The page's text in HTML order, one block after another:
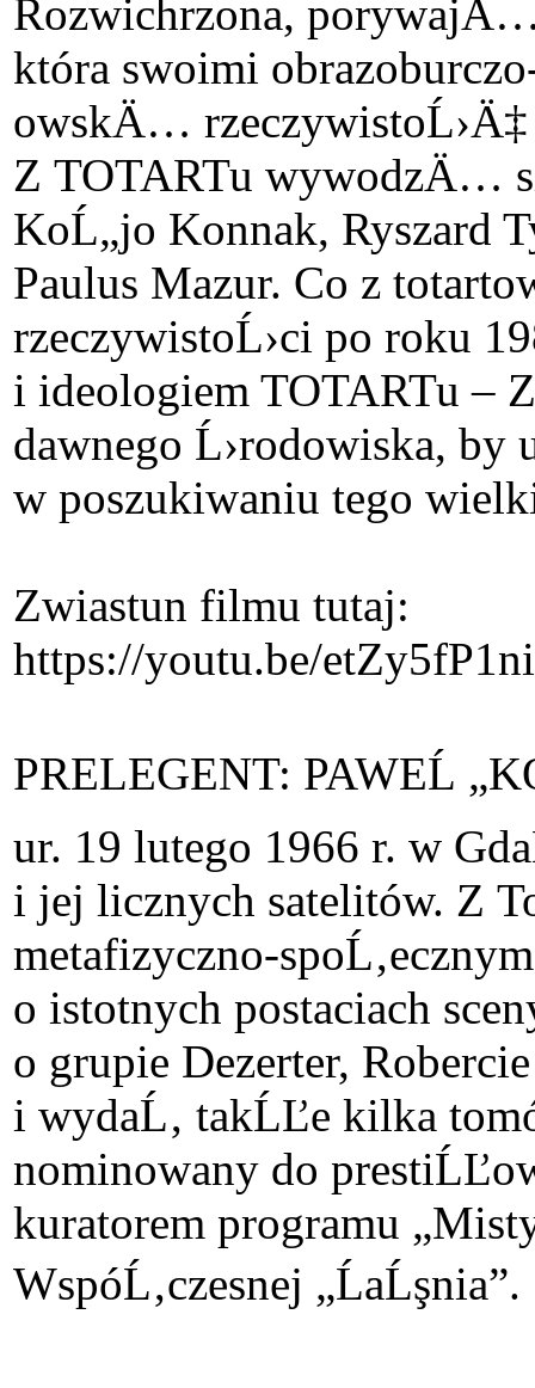
Rozwichrzona,
która swoimi
owskÄ… rzeczywistoĹ›Ä‡
Z TOTARTu wywodzÄ…
KoĹ„jo Konnak, Ryszard
Paulus Mazur. Co z
rzeczywistoĹ›ci po roku
i ideologiem TOTARTu –
dawnego Ĺ›rodowiska,
w poszukiwaniu tego
Zwiastun filmu tutaj:
https://youtu.be/
PRELEGENT: PAWEĹ
ur. 19 lutego 1966 r. w
i jej licznych satelitów. Z
metafizyczno-
o istotnych postaciach
o grupie Dezerter,
i wydaĹ‚ takĹĽe kilka
nominowany do
kuratorem programu
WspóĹ‚czesnej „ĹaĹşnia”.